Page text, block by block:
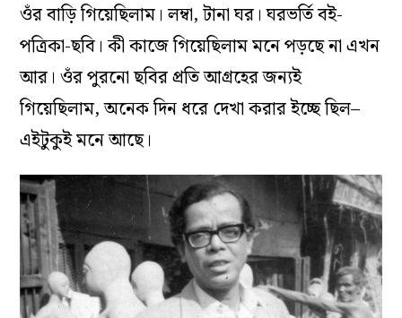
ওঁর বাড়ি গিয়েছিলাম। লম্বা, টানা ঘর। ঘরভর্তি বই-
পত্রিকা-ছবি। কী কাজে গিয়েছিলাম মনে পড়ছে না এখন
আর। ওঁর পুরনো ছবির প্রতি আগ্রহের জন্যই
গিয়েছিলাম, অনেক দিন ধরে দেখা করার ইচ্ছে ছিল–
এইটুকুই মনে আছে।